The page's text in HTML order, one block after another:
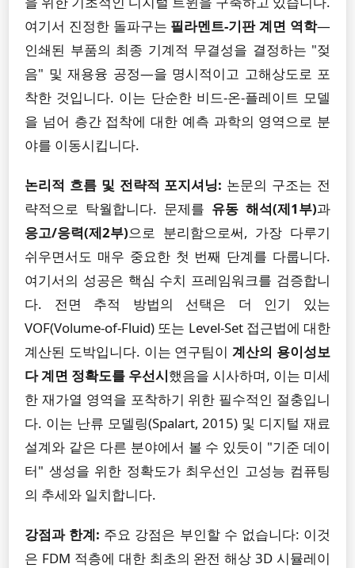
여기서 진정한 돌파구는 필라멘트-기판 계면 역학—
인쇄된 부품의 최종 기계적 무결성을 결정하는 "젖
음" 및 재용융 공정—을 명시적이고 고해상도로 포
착한 것입니다. 이는 단순한 비드-온-플레이트 모델
을 넘어 층간 접착에 대한 예측 과학의 영역으로 분
야를 이동시킵니다.
논리적 흐름 및 전략적 포지셔닝: 논문의 구조는 전
략적으로 탁월합니다. 문제를 유동 해석(제1부)과
응고/응력(제2부)으로 분리함으로써, 가장 다루기
쉬우면서도 매우 중요한 첫 번째 단계를 다룹니다.
여기서의 성공은 핵심 수치 프레임워크를 검증합니
다. 전면 추적 방법의 선택은 더 인기 있는
VOF(Volume-of-Fluid) 또는 Level-Set 접근법에 대한
계산된 도박입니다. 이는 연구팀이계산의 용이성보
다 계면 정확도를 우선시했음을 시사하며, 이는 미세
한 재가열 영역을 포착하기 위한 필수적인 절충입니
다. 이는 난류 모델링(Spalart, 2015) 및 디지털 재료
설계와 같은 다른 분야에서 볼 수 있듯이 "기준 데이
터" 생성을 위한 정확도가 최우선인 고성능 컴퓨팅
의 추세와 일치합니다.
강점과 한계: 주요 강점은 부인할 수 없습니다: 이것
은 FDM 적층에 대한 최초의 완전 해상 3D 시뮬레이